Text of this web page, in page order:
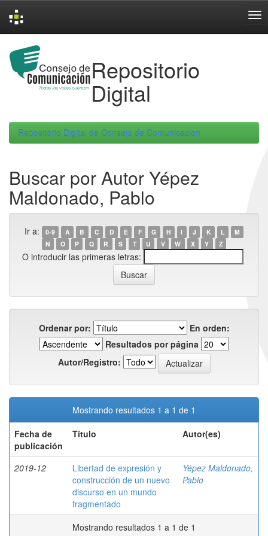
navigation
Repositorio
Digital
Repositorio Digital de Consejo de Comunicacion
Buscar por Autor Yépez
Maldonado, Pablo
Ir a: 0-9 A B C D E F G H I J K L
M
N
O P Q R S T U V W X Y Z
O introducir las primeras letras:
Ordenar por:
En orden:
Resultados por página
Autor/Registro:
Mostrando resultados 1 a 1 de 1
Fecha de
publicación
Título Autor(es)
2019-12
Libertad de expresión y
construcción de un nuevo
discurso en un mundo
fragmentado
Yépez Maldonado,
Pablo
Mostrando resultados 1 a 1 de 1